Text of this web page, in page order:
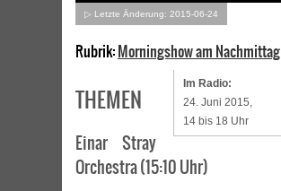
▷ Letzte Änderung: 2015-06-24
Rubrik:Morningshow am Nachmittag
Im Radio:
24. Juni 2015,
14 bis 18 Uhr
THEMEN
Einar Stray
Orchestra (15:10 Uhr)